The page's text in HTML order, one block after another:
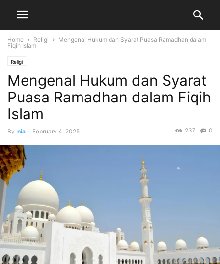
Home Religi
Mengenal Hukum dan Syarat Puasa Ramadhan dalam
Fiqih Islam
Religi
Mengenal Hukum dan Syarat
Puasa Ramadhan dalam Fiqih
Islam
By nia - February 4, 2025 0
237